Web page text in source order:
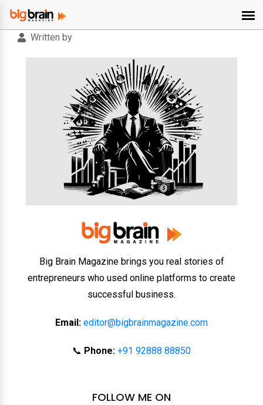
Written by
Big Brain Magazine brings you real stories of
entrepreneurs who used online platforms to create
successful business.
Email: editor@bigbrainmagazine.com
📞 Phone: +91 92888 88850
FOLLOW ME ON